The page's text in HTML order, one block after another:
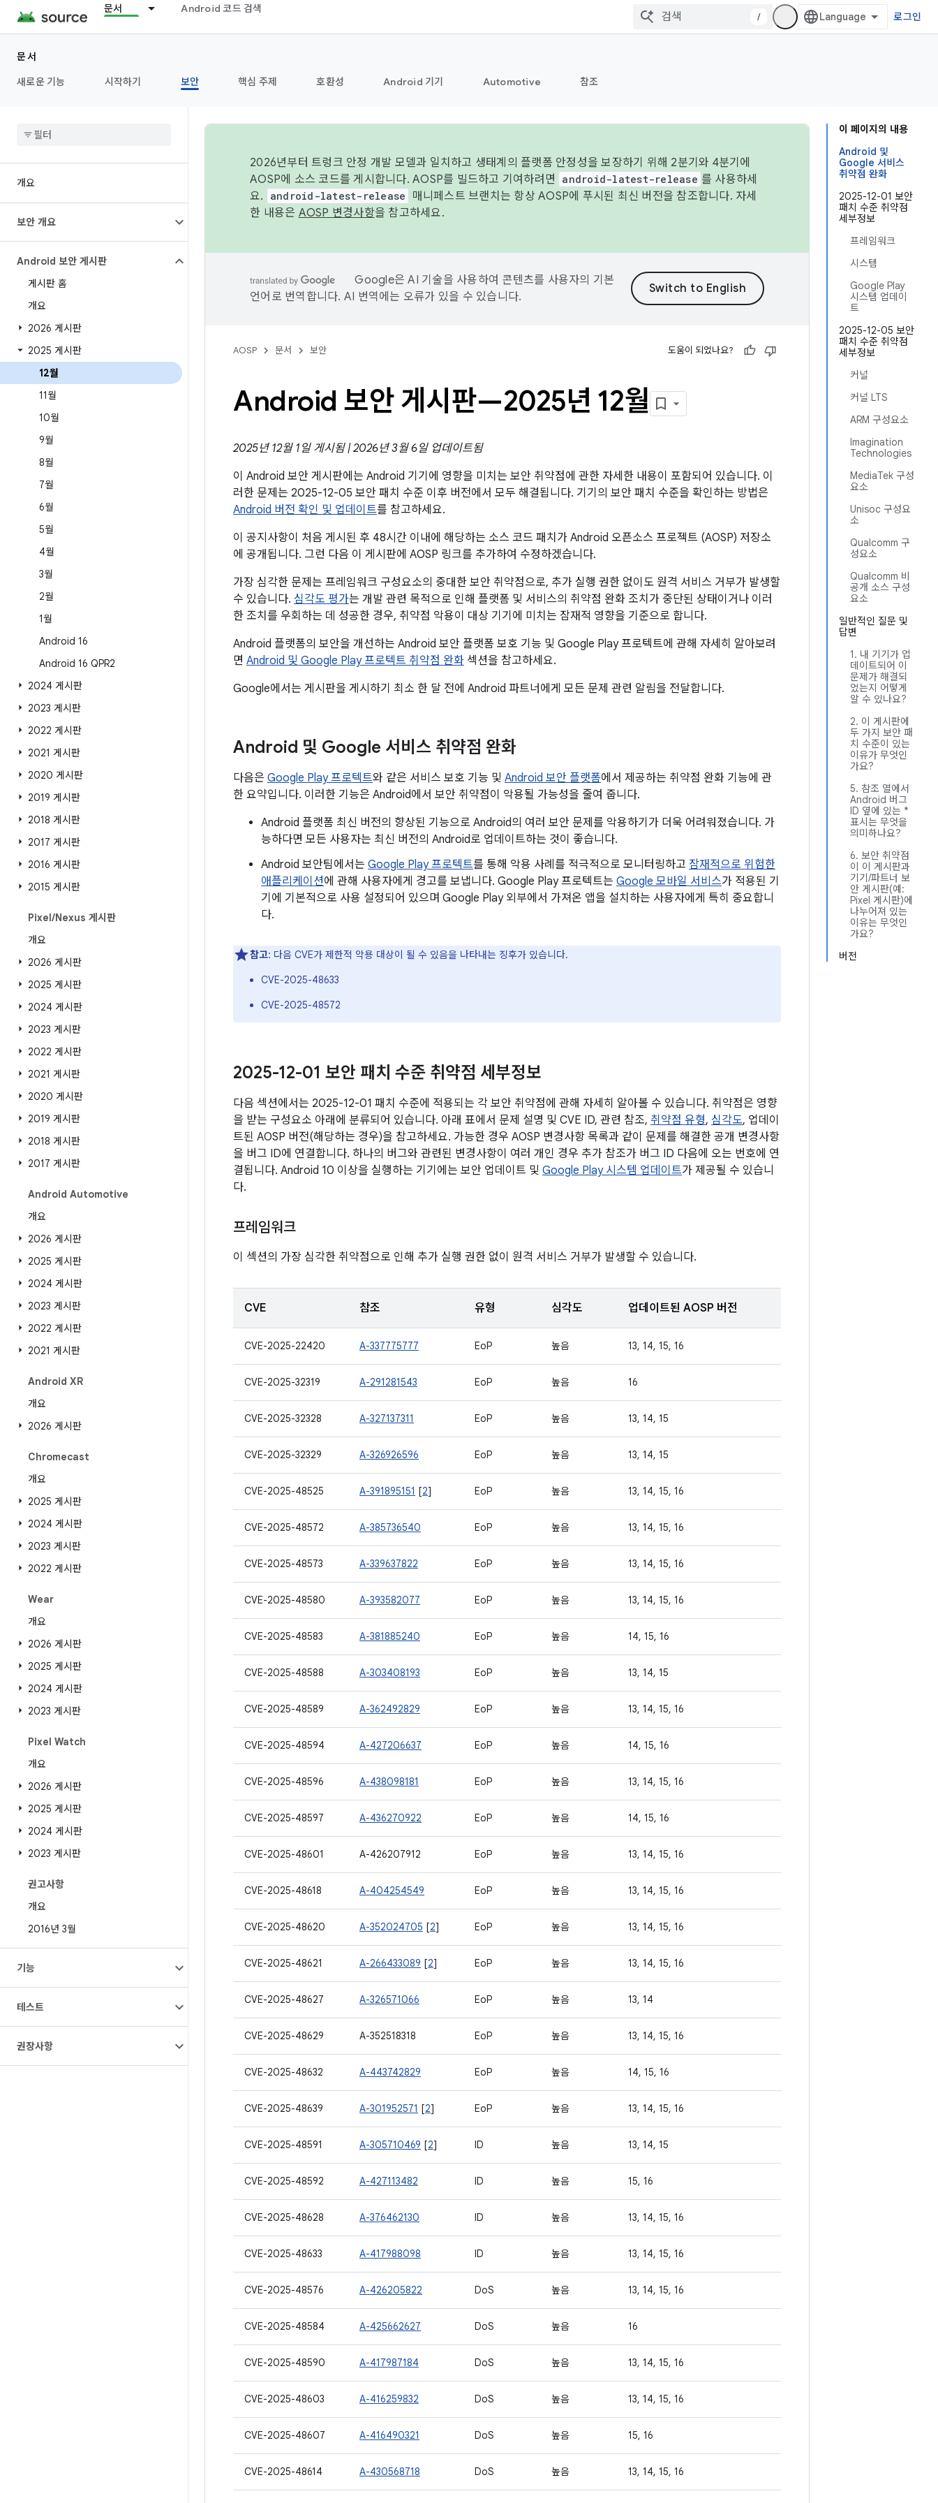
문서 Android 코드 검색
/ 로그인
문서
새로운 기능
시작하기 보안 핵심 주제 호환성 Android 기기 Automotive 참조
개요
보안 개요
Android 보안 게시판
게시판 홈
개요
2026 게시판
2025 게시판
12월
11월
10월
9월
8월
7월
6월
5월
4월
3월
2월
1월
Android 16
Android 16 QPR2
2024 게시판
2023 게시판
2022 게시판
2021 게시판
2020 게시판
2019 게시판
2018 게시판
2017 게시판
2016 게시판
2015 게시판
Pixel/Nexus 게시판
개요
2026 게시판
2025 게시판
2024 게시판
2023 게시판
2022 게시판
2021 게시판
2020 게시판
2019 게시판
2018 게시판
2017 게시판
Android Automotive
개요
2026 게시판
2025 게시판
2024 게시판
2023 게시판
2022 게시판
2021 게시판
Android XR
개요
2026 게시판
Chromecast
개요
2025 게시판
2024 게시판
2023 게시판
2022 게시판
Wear
개요
2026 게시판
2025 게시판
2024 게시판
2023 게시판
Pixel Watch
개요
2026 게시판
2025 게시판
2024 게시판
2023 게시판
권고사항
개요
2016년 3월
기능
테스트
권장사항
이 페이지의 내용
Android 및
Google 서비스
취약점 완화
2025-12-01 보안
패치 수준 취약점
세부정보
프레임워크
시스템
Google Play
시스템 업데이
트
2025-12-05 보안
패치 수준 취약점
세부정보
커널
커널 LTS
ARM 구성요소
Imagination
Technologies
MediaTek 구성
요소
Unisoc 구성요
소
Qualcomm 구
성요소
Qualcomm 비
공개 소스 구성
요소
일반적인 질문 및
답변
1. 내 기기가 업
데이트되어 이
문제가 해결되
었는지 어떻게
알 수 있나요?
2. 이 게시판에
두 가지 보안 패
치 수준이 있는
이유가 무엇인
가요?
5. 참조 열에서
Android 버그
ID 옆에 있는 *
표시는 무엇을
의미하나요?
6. 보안 취약점
이 이 게시판과
기기/파트너 보
안 게시판(예:
Pixel 게시판)에
나누어져 있는
이유는 무엇인
가요?
버전
2026년부터 트렁크 안정 개발 모델과 일치하고 생태계의 플랫폼 안정성을 보장하기 위해 2분기와 4분기에
AOSP에 소스 코드를 게시합니다. AOSP를 빌드하고 기여하려면
android-latest-release 를 사용하세
요.
android-latest-release
매니페스트 브랜치는 항상 AOSP에 푸시된 최신 버전을 참조합니다. 자세
한 내용은 AOSP 변경사항을 참고하세요.
Google은 AI 기술을 사용하여 콘텐츠를 사용자의 기본
언어로 번역합니다. AI 번역에는 오류가 있을 수 있습니다.
AOSP 문서 보안 도움이 되었나요?
Android 보안 게시판—2025년 12월
2025년 12월 1일 게시됨 | 2026년 3월 6일 업데이트됨
이 Android 보안 게시판에는 Android 기기에 영향을 미치는 보안 취약점에 관한 자세한 내용이 포함되어 있습니다. 이
러한 문제는 2025-12-05 보안 패치 수준 이후 버전에서 모두 해결됩니다. 기기의 보안 패치 수준을 확인하는 방법은
Android 버전 확인 및 업데이트를 참고하세요.
이 공지사항이 처음 게시된 후 48시간 이내에 해당하는 소스 코드 패치가 Android 오픈소스 프로젝트 (AOSP) 저장소
에 공개됩니다. 그런 다음 이 게시판에 AOSP 링크를 추가하여 수정하겠습니다.
가장 심각한 문제는 프레임워크 구성요소의 중대한 보안 취약점으로, 추가 실행 권한 없이도 원격 서비스 거부가 발생할
수 있습니다. 심각도 평가는 개발 관련 목적으로 인해 플랫폼 및 서비스의 취약점 완화 조치가 중단된 상태이거나 이러
한 조치를 우회하는 데 성공한 경우, 취약점 악용이 대상 기기에 미치는 잠재적 영향을 기준으로 합니다.
Android 플랫폼의 보안을 개선하는 Android 보안 플랫폼 보호 기능 및 Google Play 프로텍트에 관해 자세히 알아보려
면 Android 및 Google Play 프로텍트 취약점 완화 섹션을 참고하세요.
Google에서는 게시판을 게시하기 최소 한 달 전에 Android 파트너에게 모든 문제 관련 알림을 전달합니다.
Android 및 Google 서비스 취약점 완화
다음은 Google Play 프로텍트와 같은 서비스 보호 기능 및 Android 보안 플랫폼에서 제공하는 취약점 완화 기능에 관
한 요약입니다. 이러한 기능은 Android에서 보안 취약점이 악용될 가능성을 줄여 줍니다.
Android 플랫폼 최신 버전의 향상된 기능으로 Android의 여러 보안 문제를 악용하기가 더욱 어려워졌습니다. 가
능하다면 모든 사용자는 최신 버전의 Android로 업데이트하는 것이 좋습니다.
Android 보안팀에서는 Google Play 프로텍트를 통해 악용 사례를 적극적으로 모니터링하고 잠재적으로 위험한
애플리케이션에 관해 사용자에게 경고를 보냅니다. Google Play 프로텍트는 Google 모바일 서비스가 적용된 기
기에 기본적으로 사용 설정되어 있으며 Google Play 외부에서 가져온 앱을 설치하는 사용자에게 특히 중요합니
다.
참고: 다음 CVE가 제한적 악용 대상이 될 수 있음을 나타내는 징후가 있습니다.
CVE-2025-48633
CVE-2025-48572
2025-12-01 보안 패치 수준 취약점 세부정보
다음 섹션에서는 2025-12-01 패치 수준에 적용되는 각 보안 취약점에 관해 자세히 알아볼 수 있습니다. 취약점은 영향
을 받는 구성요소 아래에 분류되어 있습니다. 아래 표에서 문제 설명 및 CVE ID, 관련 참조, 취약점 유형, 심각도, 업데이
트된 AOSP 버전(해당하는 경우)을 참고하세요. 가능한 경우 AOSP 변경사항 목록과 같이 문제를 해결한 공개 변경사항
을 버그 ID에 연결합니다. 하나의 버그와 관련된 변경사항이 여러 개인 경우 추가 참조가 버그 ID 다음에 오는 번호에 연
결됩니다. Android 10 이상을 실행하는 기기에는 보안 업데이트 및 Google Play 시스템 업데이트가 제공될 수 있습니
다.
프레임워크
이 섹션의 가장 심각한 취약점으로 인해 추가 실행 권한 없이 원격 서비스 거부가 발생할 수 있습니다.
CVE 참조 유형 심각도 업데이트된 AOSP 버전
CVE-2025-22420 A-337775777 EoP 높음 13, 14, 15, 16
CVE-2025-32319 A-291281543 EoP 높음 16
CVE-2025-32328 A-327137311 EoP 높음 13, 14, 15
CVE-2025-32329 A-326926596 EoP 높음 13, 14, 15
CVE-2025-48525 A-391895151 [2] EoP 높음 13, 14, 15, 16
CVE-2025-48572 A-385736540 EoP 높음 13, 14, 15, 16
CVE-2025-48573 A-339637822 EoP 높음 13, 14, 15, 16
CVE-2025-48580 A-393582077 EoP 높음 13, 14, 15, 16
CVE-2025-48583 A-381885240 EoP 높음 14, 15, 16
CVE-2025-48588 A-303408193 EoP 높음 13, 14, 15
CVE-2025-48589 A-362492829 EoP 높음 13, 14, 15, 16
CVE-2025-48594 A-427206637 EoP 높음 14, 15, 16
CVE-2025-48596 A-438098181 EoP 높음 13, 14, 15, 16
CVE-2025-48597 A-436270922 EoP 높음 14, 15, 16
CVE-2025-48601 A-426207912 EoP 높음 13, 14, 15, 16
CVE-2025-48618 A-404254549 EoP 높음 13, 14, 15, 16
CVE-2025-48620 A-352024705 [2] EoP 높음 13, 14, 15, 16
CVE-2025-48621 A-266433089 [2] EoP 높음 13, 14, 15, 16
CVE-2025-48627 A-326571066 EoP 높음 13, 14
CVE-2025-48629 A-352518318 EoP 높음 13, 14, 15, 16
CVE-2025-48632 A-443742829 EoP 높음 14, 15, 16
CVE-2025-48639 A-301952571 [2] EoP 높음 13, 14, 15, 16
CVE-2025-48591 A-305710469 [2] ID 높음 13, 14, 15
CVE-2025-48592 A-427113482 ID 높음 15, 16
CVE-2025-48628 A-376462130 ID 높음 13, 14, 15, 16
CVE-2025-48633 A-417988098 ID 높음 13, 14, 15, 16
CVE-2025-48576 A-426205822 DoS 높음 13, 14, 15, 16
CVE-2025-48584 A-425662627 DoS 높음 16
CVE-2025-48590 A-417987184 DoS 높음 13, 14, 15, 16
CVE-2025-48603 A-416259832 DoS 높음 13, 14, 15, 16
CVE-2025-48607 A-416490321 DoS 높음 15, 16
CVE-2025-48614 A-430568718 DoS 높음 13, 14, 15, 16